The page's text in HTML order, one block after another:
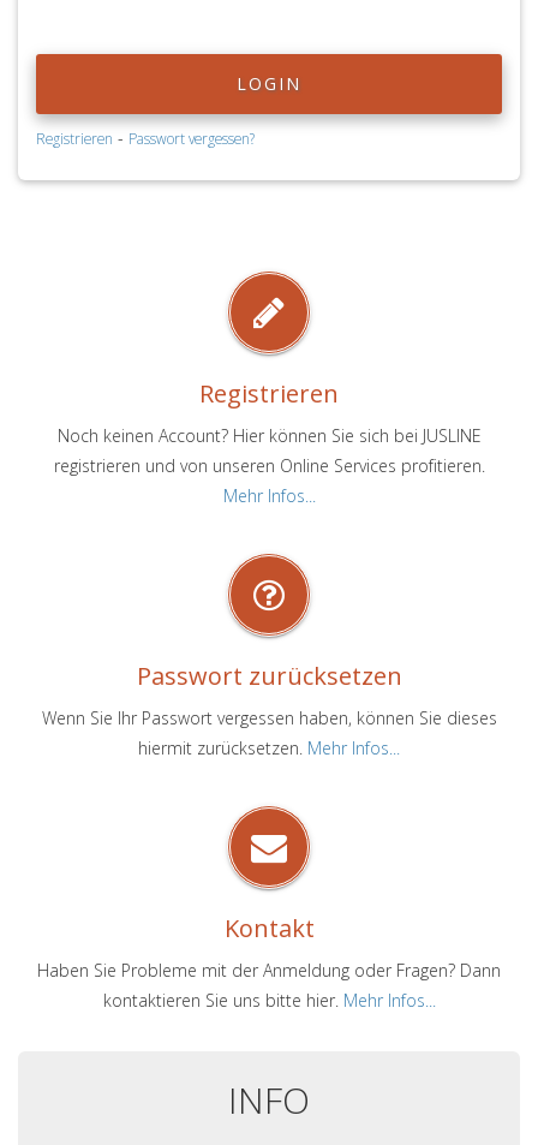
LOGIN
Registrieren - Passwort vergessen?
Registrieren
Noch keinen Account? Hier können Sie sich bei JUSLINE
registrieren und von unseren Online Services profitieren.
Mehr Infos...
Passwort zurücksetzen
Wenn Sie Ihr Passwort vergessen haben, können Sie dieses
hiermit zurücksetzen. Mehr Infos...
Kontakt
Haben Sie Probleme mit der Anmeldung oder Fragen? Dann
kontaktieren Sie uns bitte hier. Mehr Infos...
INFO